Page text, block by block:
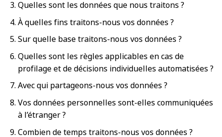
Quelles sont les données que nous traitons ?
À quelles fins traitons-nous vos données ?
Sur quelle base traitons-nous vos données ?
Quelles sont les règles applicables en cas de
profilage et de décisions individuelles automatisées ?
Avec qui partageons-nous vos données ?
Vos données personnelles sont-elles communiquées
à l’étranger ?
Combien de temps traitons-nous vos données ?